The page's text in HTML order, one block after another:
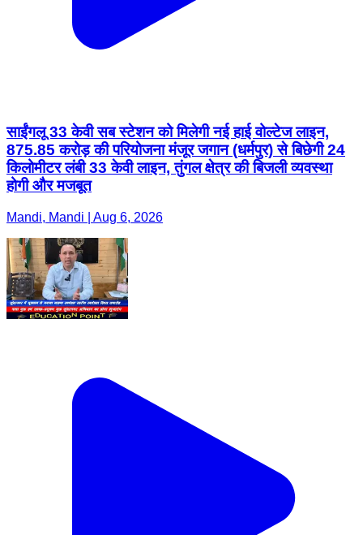
साईंगलू 33 केवी सब स्टेशन को मिलेगी नई हाई वोल्टेज लाइन,
875.85 करोड़ की परियोजना मंजूर जगान (धर्मपुर) से बिछेगी 24
किलोमीटर लंबी 33 केवी लाइन, तुंगल क्षेत्र की बिजली व्यवस्था
होगी और मजबूत
Mandi, Mandi | Aug 6, 2026